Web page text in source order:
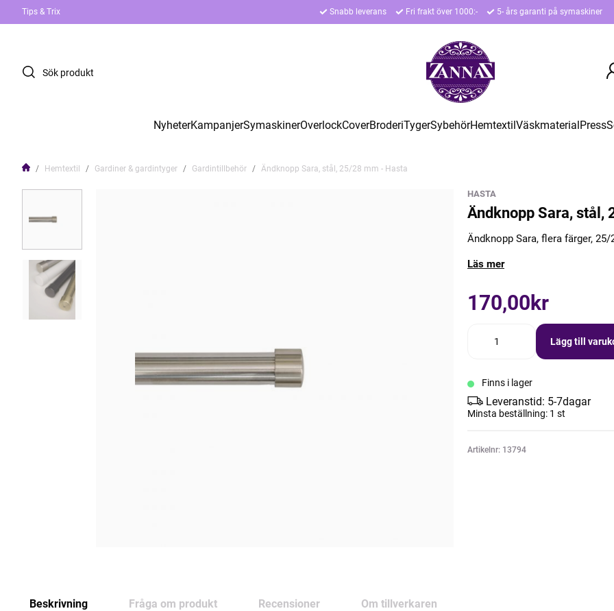
Tips & Trix Snabb leverans Fri frakt över 1000:- 5- års garanti på symaskiner
NyheterKampanjerSymaskinerOverlockCoverBroderiTygerSybehörHemtextilVäskmaterialPress
Hemtextil Gardiner & gardintyger Gardintillbehör Ändknopp Sara, stål, 25/28 mm - Hasta
HASTA
Ändknopp Sara, stål,
Ändknopp Sara, flera färger,
Läs mer
170,00kr
Lägg till
Finns i lager
Leveranstid: 5-7dagar
Minsta beställning: 1 st
Artikelnr: 13794
Beskrivning Fråga om produkt Recensioner Om tillverkaren